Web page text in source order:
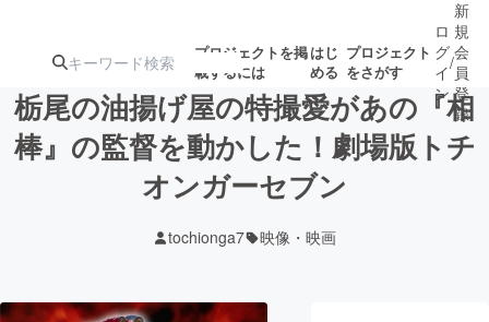
プロジェクトを掲
載するには
はじ
める
プロジェクト
をさがす
注目のリ 注目の新着プロ募集終了が近いプ
ロ
グ
イ
ン
/
新
規
会
員
登
録
栃尾の油揚げ屋の特撮愛があの『相
棒』の監督を動かした！劇場版トチ
オンガーセブン
tochionga7 映像・映画